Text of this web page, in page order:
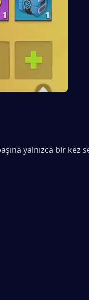
yalnızca bir kez